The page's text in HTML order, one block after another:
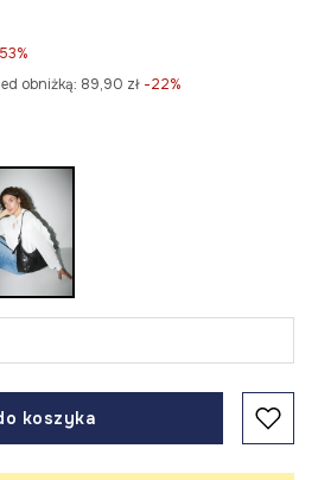
obniżką: 89,90 zł -22%
koszyka